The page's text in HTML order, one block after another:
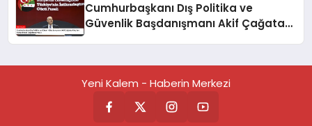
Cumhurbaşkanı Dış Politika ve
Güvenlik Başdanışmanı Akif Çağatay
Yeni Kalem - Haberin Merkezi